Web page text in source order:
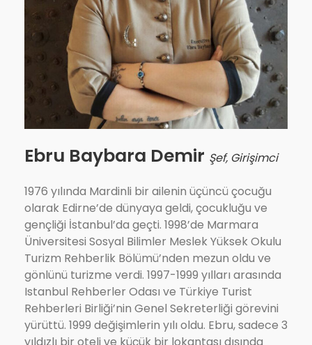
Ebru Baybara Demir Şef, Girişimci
1976 yılında Mardinli bir ailenin üçüncü çocuğu
olarak Edirne’de dünyaya geldi, çocukluğu ve
gençliği İstanbul’da geçti. 1998’de Marmara
Üniversitesi Sosyal Bilimler Meslek Yüksek Okulu
Turizm Rehberlik Bölümü’nden mezun oldu ve
gönlünü turizme verdi. 1997-1999 yılları arasında
Istanbul Rehberler Odası ve Türkiye Turist
Rehberleri Birliği’nin Genel Sekreterliği görevini
yürüttü. 1999 değişimlerin yılı oldu. Ebru, sadece 3